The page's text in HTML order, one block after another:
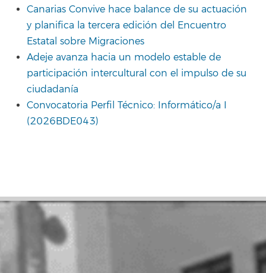
Canarias Convive hace balance de su actuación
y planifica la tercera edición del Encuentro
Estatal sobre Migraciones
Adeje avanza hacia un modelo estable de
participación intercultural con el impulso de su
ciudadanía
Convocatoria Perfil Técnico: Informático/a I
(2026BDE043)